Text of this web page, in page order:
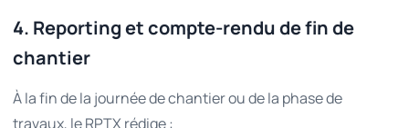
4. Reporting et compte-rendu de fin de
chantier
À la fin de la journée de chantier ou de la phase de
travaux, le RPTX rédige :